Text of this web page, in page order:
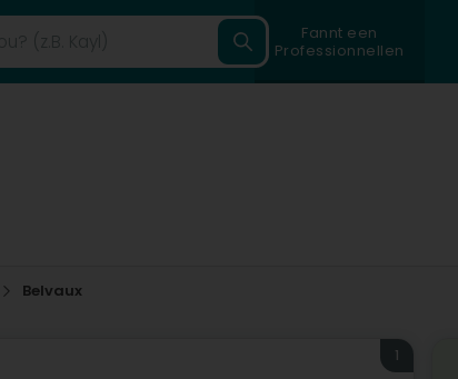
Fannt een
Professionnellen
Belvaux
1